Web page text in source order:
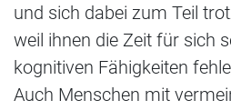
und sich dabei zum Teil
weil ihnen die Zeit für sich
kognitiven Fähigkeiten
Auch Menschen mit